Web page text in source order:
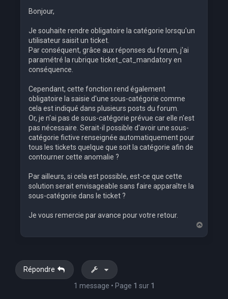
Bonjour,
Je souhaite rendre obligatoire la catégorie lorsqu'un
utilisateur saisit un ticket.
Par conséquent, grâce aux réponses du forum, j'ai
paramétré la rubrique ticket_cat_mandatory en
conséquence.
Cependant, cette fonction rend également
obligatoire la saisie d'une sous-catégorie comme
cela est indiqué dans plusieurs posts du forum.
Or, je n'ai pas de sous-catégorie prévue car elle n'est
pas nécessaire. Serait-il possible d'avoir une sous-
catégorie fictive renseignée automatiquement pour
tous les tickets quelque que soit la catégorie afin de
contourner cette anomalie ?
Par ailleurs, si cela est possible, est-ce que cette
solution serait envisageable sans faire apparaître la
sous-catégorie dans le ticket ?
Je vous remercie par avance pour votre retour.
a
Répondre
1 message • Page 1 sur 1